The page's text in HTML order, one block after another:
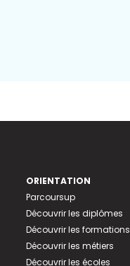
ORIENTATION
Parcoursup
Découvrir les diplômes
Découvrir les formations
Découvrir les métiers
Découvrir les écoles